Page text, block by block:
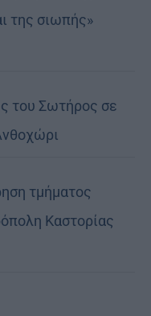
της σιωπής»
του Σωτήρος σε
τμήματος
Καστορίας